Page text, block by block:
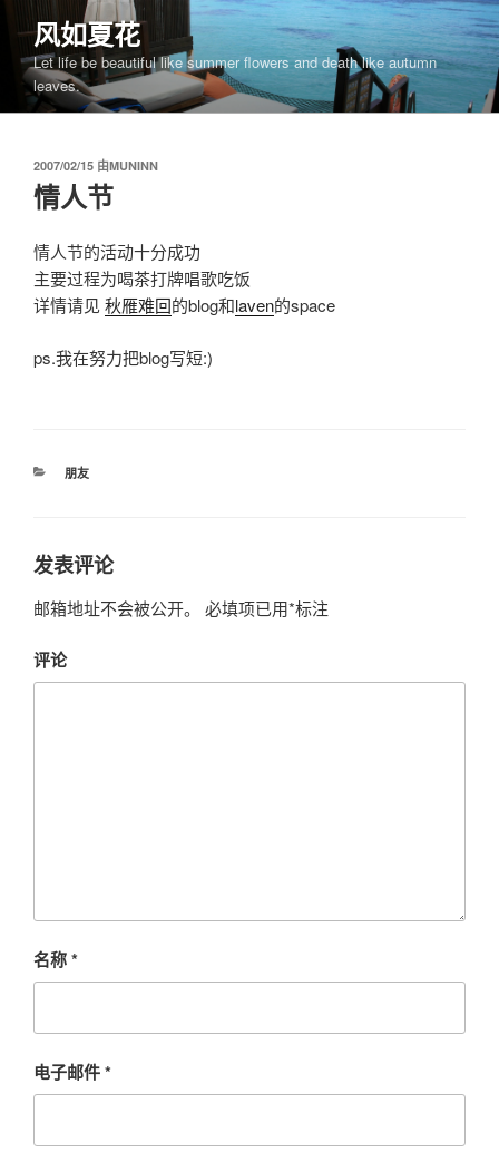
风如夏花
Let life be beautiful like summer flowers and death like autumn
leaves.
发
布
2007/02/15 由MUNINN
情人节
情人节的活动十分成功
主要过程为喝茶打牌唱歌吃饭
详情请见秋雁难回的blog和laven的space
ps.我在努力把blog写短:)
分
朋友
发表评论
邮箱地址不会被公开。 必填项已用*标注
评论
名称*
电子邮件*